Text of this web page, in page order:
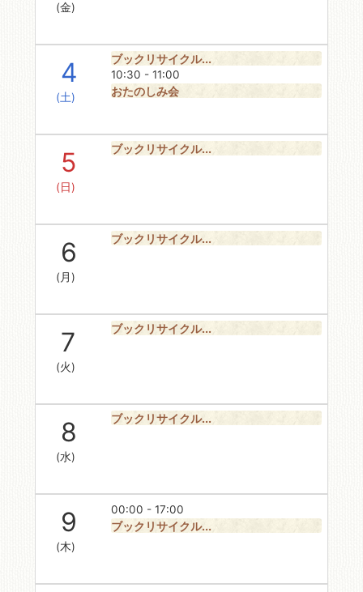
(金)
4
(土)
ブックリサイクル...
10:30 - 11:00
おたのしみ会
5
(日)
ブックリサイクル...
6
(月)
ブックリサイクル...
7
(火)
ブックリサイクル...
8
(水)
ブックリサイクル...
9
(木)
00:00 - 17:00
ブックリサイクル...